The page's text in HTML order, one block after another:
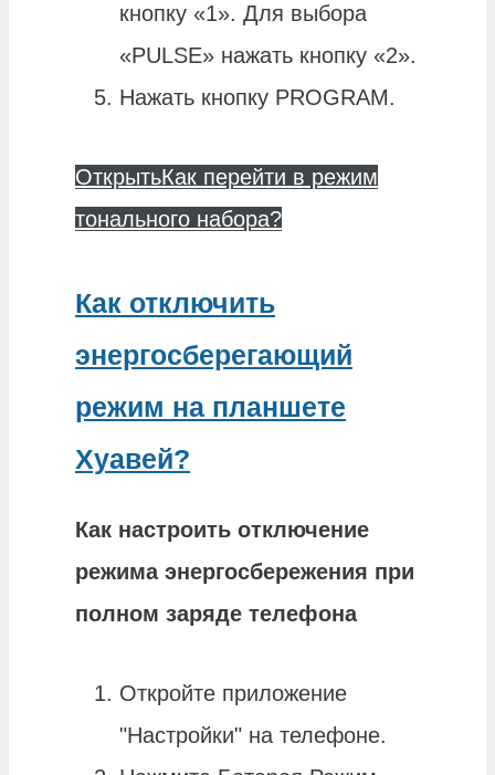
кнопку «1». Для выбора
«PULSE» нажать кнопку «2».
Нажать кнопку PROGRAM.
ОткрытьКак перейти в режим
тонального набора?
Как отключить
энергосберегающий
режим на планшете
Хуавей?
Как настроить отключение
режима энергосбережения при
полном заряде телефона
Откройте приложение
"Настройки" на телефоне.